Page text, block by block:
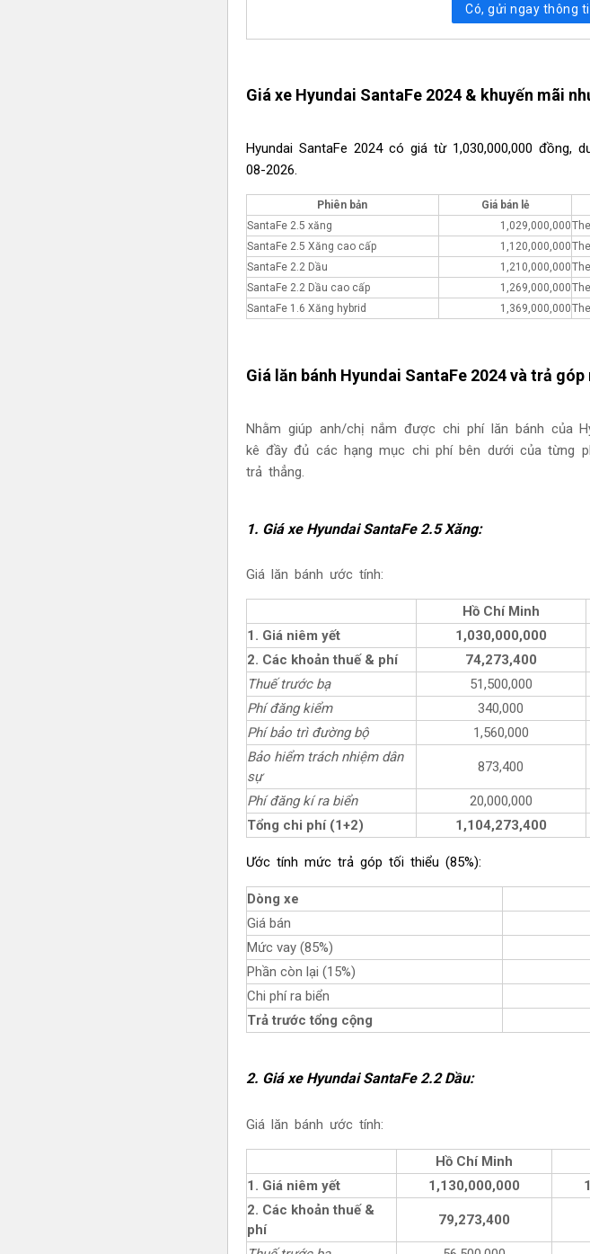
Có, gửi ngay thông
Giá xe Hyundai SantaFe 2024 & khuyến mãi
Hyundai SantaFe 2024 có giá từ 1,030,000,000
08-2026.
Phiên bản Giá bán lẻ
SantaFe 2.5 xăng
1,029,000,000
SantaFe 2.5 Xăng cao cấp
1,120,000,000
SantaFe 2.2 Dầu
1,210,000,000
SantaFe 2.2 Dầu cao cấp
1,269,000,000
SantaFe 1.6 Xăng hybrid
1,369,000,000
Giá lăn bánh Hyundai SantaFe 2024 và trả góp
Nhằm giúp anh/chị nắm được chi phí lăn bánh của
kê đầy đủ các hạng mục chi phí bên dưới của từng
trả thẳng.
1. Giá xe HyundaiSantaFe 2.5 Xăng:
Giá lăn bánh ước tính:
Hồ Chí Minh
1. Giá niêm yết
1,030,000,000
2. Các khoản thuế & phí
74,273,400
Thuế trước bạ
51,500,000
Phí đăng kiểm
340,000
Phí bảo trì đường bộ
1,560,000
Bảo hiểm trách nhiệm dân
sự
873,400
Phí đăng kí ra biển 20,000,000
Tổng chi phí (1+2)
1,104,273,400
Ước tính mức trả góp tối thiểu (85%):
Dòng xe
Giá bán
Mức vay (85%)
Phần còn lại (15%)
Chi phí ra biển
Trả trước tổng cộng
2. Giá xe HyundaiSantaFe 2.2 Dầu:
Giá lăn bánh ước tính:
Hồ Chí Minh
1. Giá niêm yết
1,130,000,000
2. Các khoản thuế &
phí
79,273,400